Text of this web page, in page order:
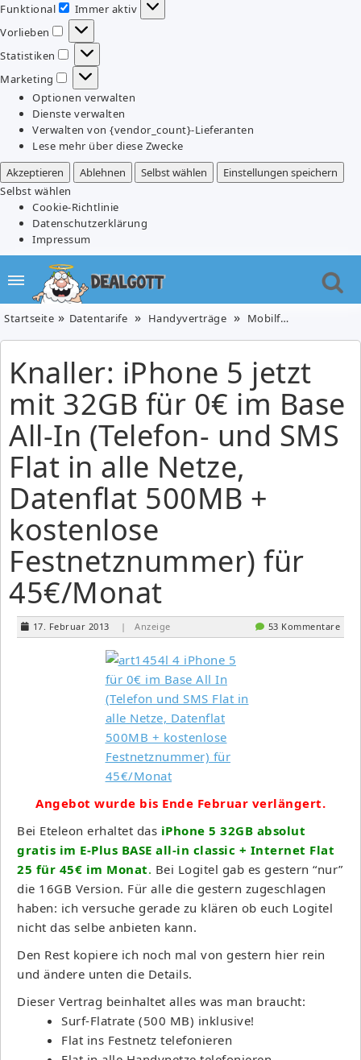
Funktional
Funktional
Immer aktiv
Vorlieben
Vorlieben
Statistiken
Statistiken
Marketing
Marketing
Optionen verwalten
Dienste verwalten
Verwalten von {vendor_count}-Lieferanten
Lese mehr über diese Zwecke
Akzeptieren
Ablehnen Selbst wählen
Einstellungen speichern
Selbst wählen
Cookie-Richtlinie
Datenschutzerklärung
Impressum
Startseite Datentarife Handyverträge Mobilfunk
Knaller: iPhone 5 jetzt
mit 32GB für 0€ im Base
All-In (Telefon- und SMS
Flat in alle Netze,
Datenflat 500MB +
kostenlose
Festnetznummer) für
45€/Monat
17. Februar 2013 | Anzeige 53 Kommentare
Angebot wurde bis Ende Februar verlängert.
Bei Eteleon erhaltet das iPhone 5 32GB absolut
gratis im E-Plus BASE all-in classic + Internet Flat
25 für 45€ im Monat. Bei Logitel gab es gestern “nur”
die 16GB Version. Für alle die gestern zugeschlagen
haben: ich versuche gerade zu klären ob euch Logitel
nicht das selbe anbieten kann.
Den Rest kopiere ich noch mal von gestern hier rein
und ändere unten die Details.
Dieser Vertrag beinhaltet alles was man braucht:
Surf-Flatrate (500 MB) inklusive!
Flat ins Festnetz telefonieren